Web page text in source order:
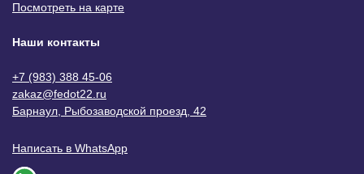
Посмотреть на карте
Наши контакты
+7 (983) 388 45-06
zakaz@fedot22.ru
Барнаул, Рыбозаводской проезд, 42
Написать в WhatsApp